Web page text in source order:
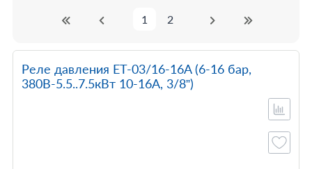
1
2
Реле давления ET-03/16-16A (6-16 бар,
380В-5.5..7.5кВт 10-16A, 3/8”)